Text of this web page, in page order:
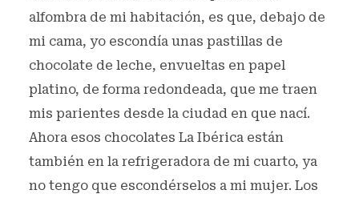
alfombra de mi habitación, es que, debajo de
mi cama, yo escondía unas pastillas de
chocolate de leche, envueltas en papel
platino, de forma redondeada, que me traen
mis parientes desde la ciudad en que nací.
Ahora esos chocolates La Ibérica están
también en la refrigeradora de mi cuarto, ya
no tengo que escondérselos a mi mujer. Los